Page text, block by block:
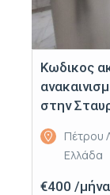
Κωδικος
στην
Πέτρου
Ελλάδα
€400 /μήνα